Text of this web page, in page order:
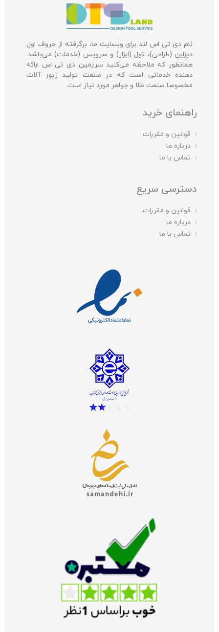
نام دی تی اس لند برای وبسایت ما، برگرفته از حروف اول
دیزاین (طراحی)، تول (ابزار) و سرویس (خدمات) می‌باشد.
همانطور که ملاحظه می‌کنید سرزمین دی تی اس ارائه
دهنده خدماتی است که در صنعت تولید زیور آلات
مخصوصا صنعت طلا و جواهر مورد نیاز است.
راهنمای خرید
قوانین و مقررات
درباره ما
تماس با ما
دسترسی سریع
قوانین و مقررات
درباره ما
تماس با ما